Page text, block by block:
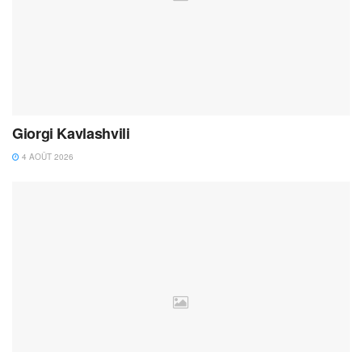
Giorgi Kavlashvili
4 AOÛT 2026